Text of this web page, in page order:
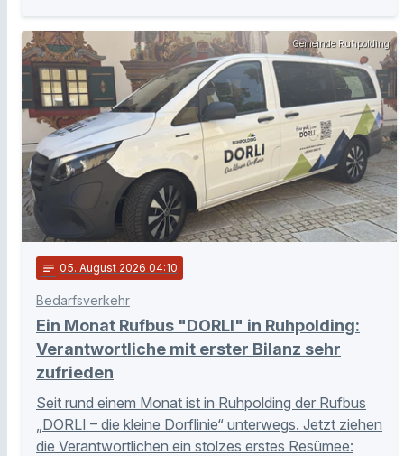
Gemeinde Ruhpolding
notes 05. August 2026 04:10
Bedarfsverkehr
Ein Monat Rufbus "DORLI" in Ruhpolding:
Verantwortliche mit erster Bilanz sehr
zufrieden
Seit rund einem Monat ist in Ruhpolding der Rufbus
„DORLI – die kleine Dorflinie“ unterwegs. Jetzt ziehen
die Verantwortlichen ein stolzes erstes Resümee: